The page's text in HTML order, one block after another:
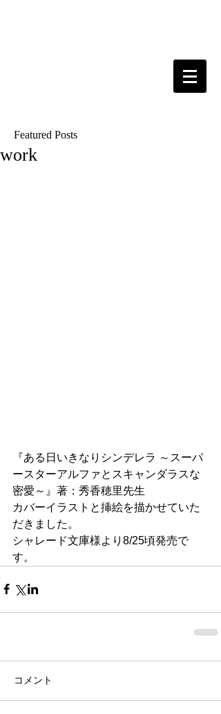
Featured Posts
work
『ある日いきなりシンデレラ ～スーパ
ースターアルファとスキャンダラスな
密愛～』著：秀香穂里先生
カバーイラストと挿絵を描かせていた
だきました。
シャレード文庫様より8/25頃発売で
す。
コメント